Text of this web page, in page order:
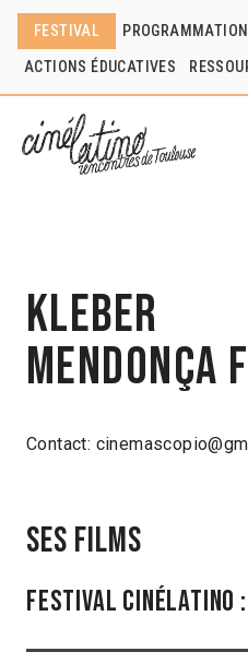
FESTIVAL PROGRAMMATION
ACTIONS ÉDUCATIVES
Kleber
Mendonça
Contact:
Ses films
Festival Cinélatino :